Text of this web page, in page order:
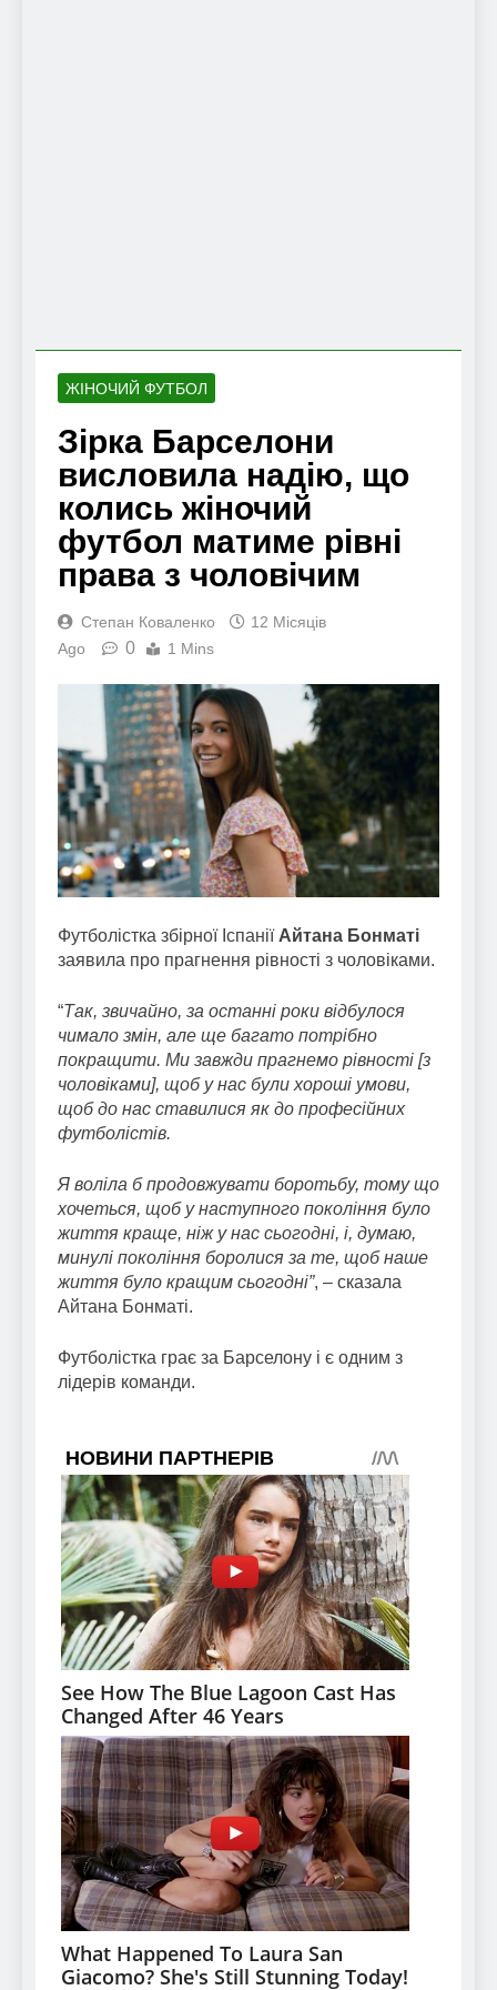
ЖІНОЧИЙ ФУТБОЛ
Зірка Барселони
висловила надію, що
колись жіночий
футбол матиме рівні
права з чоловічим
Степан Коваленко
12 Місяців
Ago
0 1 Mins
Футболістка збірної ІспаніїАйтана Бонматі
заявила про прагнення рівності з чоловіками.
“Так, звичайно, за останні роки відбулося
чимало змін, але ще багато потрібно
покращити. Ми завжди прагнемо рівності [з
чоловіками], щоб у нас були хороші умови,
щоб до нас ставилися як до професійних
футболістів.
Я воліла б продовжувати боротьбу, тому що
хочеться, щоб у наступного покоління було
життя краще, ніж у нас сьогодні, і, думаю,
минулі покоління боролися за те, щоб наше
життя було кращим сьогодні”, – сказала
Айтана Бонматі.
Футболістка грає за Барселону і є одним з
лідерів команди.